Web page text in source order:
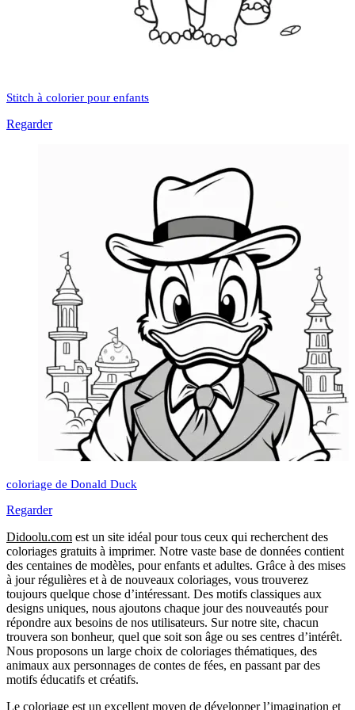
Stitch à colorier pour enfants
Regarder
coloriage de Donald Duck
Regarder
Didoolu.com est un site idéal pour tous ceux qui recherchent des
coloriages gratuits à imprimer. Notre vaste base de données contient
des centaines de modèles, pour enfants et adultes. Grâce à des mises
à jour régulières et à de nouveaux coloriages, vous trouverez
toujours quelque chose d’intéressant. Des motifs classiques aux
designs uniques, nous ajoutons chaque jour des nouveautés pour
répondre aux besoins de nos utilisateurs. Sur notre site, chacun
trouvera son bonheur, quel que soit son âge ou ses centres d’intérêt.
Nous proposons un large choix de coloriages thématiques, des
animaux aux personnages de contes de fées, en passant par des
motifs éducatifs et créatifs.
Le coloriage est un excellent moyen de développer l’imagination et